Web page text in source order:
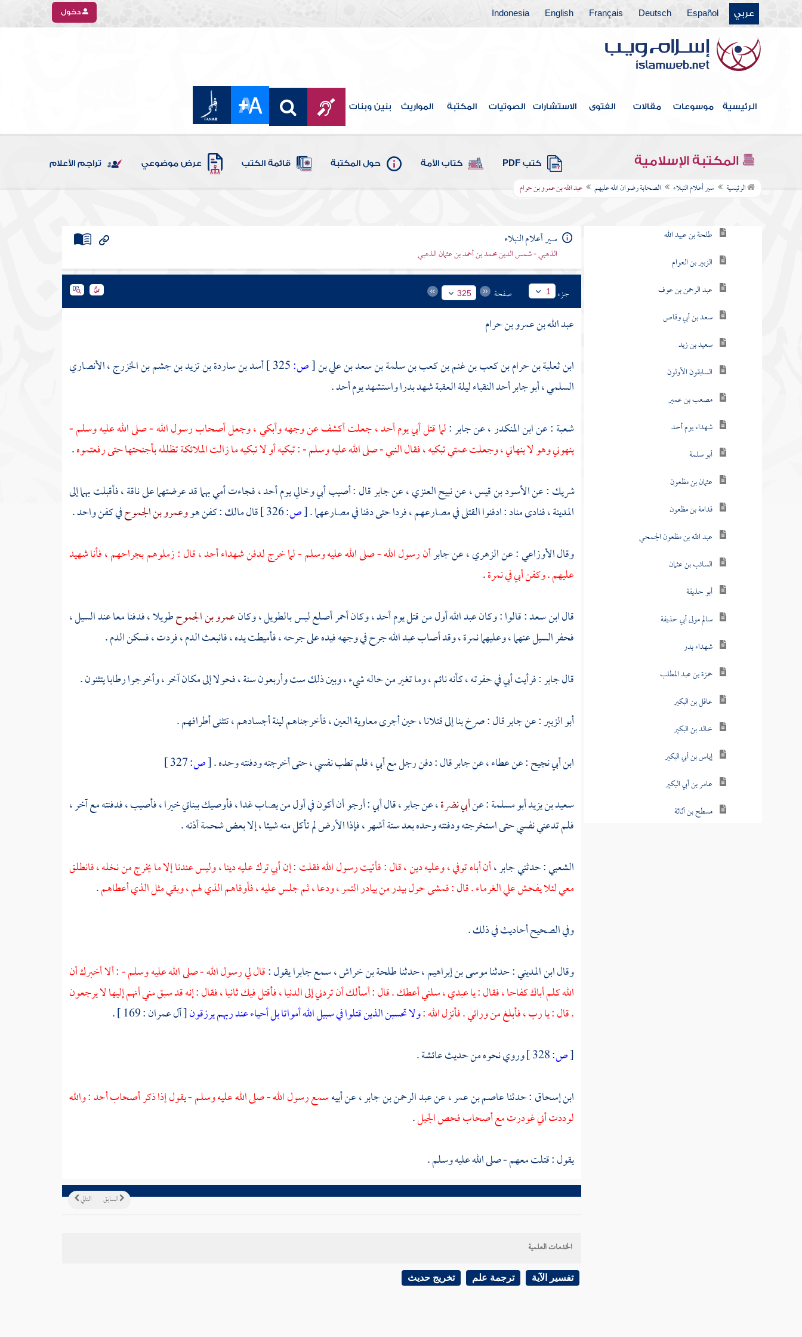
عربي Español
Deutsch
Français
English
Indonesia دخول
الرئيسية موسوعات مقالات الفتوى الاستشارات الصوتيات المكتبة المواريث بنين وبنات
المكتبة الإسلامية كتب PDF كتاب الأمة حول المكتبة قائمة الكتب عرض موضوعي تراجم الأعلام
الرئيسية سير أعلام النبلاء الصحابة رضوان الله عليهم عبد الله بن عمرو بن حرام
فهرس الكتاب
الصحابة رضوان الله عليهم
طلحة بن عبيد الله
الزبير بن العوام
عبد الرحمن بن عوف
سعد بن أبي وقاص
سعيد بن زيد
السابقون الأولون
مصعب بن عمير
شهداء يوم أحد
أبو سلمة
عثمان بن مظعون
قدامة بن مظعون
عبد الله بن مظعون الجمحي
السائب بن عثمان
أبو حذيفة
سالم مولى أبي حذيفة
شهداء بدر
حمزة بن عبد المطلب
عاقل بن البكير
خالد بن البكير
إياس بن أبي البكير
عامر بن أبي البكير
مسطح بن أثاثة
سير أعلام النبلاء
الذهبي - شمس الدين محمد بن أحمد بن عثمان الذهبي
جزء 1 صفحة 325
عبد الله بن عمرو بن حرام
ابن ثعلبة بن حرام بن كعب بن غنم بن كعب بن سلمة بن سعد بن علي بن[ص:
أسد بن ساردة بن تزيد بن جشم بن الخزرج ، الأنصاري
السلمي ، أبو جابر أحد النقباء ليلةالعقبةشهدبدراواستشهد يومأحد.
شعبة: عنابن المنكدر، عنجابر:لما قتل أبي يومأحد، جعلت أكشف عن وجهه وأبكي ، وجعل أصحاب رسول الله - صلى الله عليه وسلم -
ينهوني وهو لا ينهاني ، وجعلت عمتي تبكيه ، فقال النبي - صلى الله عليه وسلم - : تبكيه أو لا تبكيه ما زالت الملائكة تظلله بأجنحتها حتى رفعتموه.
شريك: عنالأسود بن قيس، عننبيح العنزي، عنجابرقال : أصيب أبي وخالي يومأحد، فجاءت أمي بهما قد عرضتهما على ناقة ، فأقبلت بهما إلى
المدينة، فنادى مناد : ادفنوا القتلى في مصارعهم ، فردا حتى دفنا في مصارعهما .[ص: قالمالك: كفن هووعمرو بن الجموحفي كفن واحد .
وقالالأوزاعي: عنالزهري، عنجابرأن رسول الله - صلى الله عليه وسلم - لما خرج لدفن شهداءأحد، قال : زملوهم بجراحهم ، فأنا شهيد
عليهم . وكفن أبي في نمرة.
قالابن سعد: قالوا : وكانعبد اللهأول من قتل يومأحد، وكان أحمر أصلع ليس بالطويل ، وكانعمرو بن الجموحطويلا ، فدفنا معا عند السيل ،
فحفر السيل عنهما ، وعليهما نمرة ، وقد أصابعبد اللهجرح في وجهه فيده على جرحه ، فأميطت يده ، فانبعث الدم ، فردت ، فسكن الدم .
قالجابر: فرأيت أبي في حفرته ، كأنه نائم ، وما تغير من حاله شيء ، وبين ذلك ست وأربعون سنة ، فحولا إلى مكان آخر ، وأخرجوا رطابا يتثنون .
أبو الزبير: عنجابرقال : صرخ بنا إلى قتلانا ، حين أجرىمعاويةالعين ، فأخرجناهم لينة أجسادهم ، تتثنى أطرافهم .
ابن أبي نجيح: عنعطاء، عنجابرقال : دفن رجل مع أبي ، فلم تطب نفسي ، حتى أخرجته ودفنته وحده .[ص:
سعيد بن يزيد أبو مسلمة: عنأبي نضرة، عنجابر، قال أبي : أرجو أن أكون في أول من يصاب غدا ، فأوصيك ببناتي خيرا ، فأصيب ، فدفنته مع آخر ،
فلم تدعني نفسي حتى استخرجته ودفنته وحده بعد ستة أشهر ، فإذا الأرض لم تأكل منه شيئا ، إلا بعض شحمة أذنه .
الشعبي: حدثنيجابر،أن أباه توفي ، وعليه دين ، قال : فأتيت رسول الله فقلت : إن أبي ترك عليه دينا ، وليس عندنا إلا ما يخرج من نخله ، فانطلق
معي لئلا يفحش علي الغرماء . قال : فمشى حول بيدر من بيادر التمر ، ودعا ، ثم جلس عليه ، فأوفاهم الذي لهم ، وبقي مثل الذي أعطاهم.
وفي الصحيح أحاديث في ذلك .
وقالابن المديني: حدثناموسى بن إبراهيم، حدثناطلحة بن خراش، سمعجابرايقول :قال لي رسول الله - صلى الله عليه وسلم - : ألا أخبرك أن
الله كلم أباك كفاحا ، فقال : يا عبدي ، سلني أعطك . قال : أسألك أن تردني إلى الدنيا ، فأقتل فيك ثانيا ، فقال : إنه قد سبق مني أنهم إليها لا يرجعون
. قال : يا رب ، فأبلغ من ورائي . فأنزل الله :ولا تحسبن الذين قتلوا في سبيل الله أمواتا بل أحياء عند ربهم يرزقون[ آل عمران : 169 ] .
[ص: وروي نحوه من حديثعائشة.
ابن إسحاق: حدثناعاصم بن عمر، عنعبد الرحمن بن جابر، عن أبيهسمع رسول الله - صلى الله عليه وسلم - يقول إذا ذكر أصحابأحد: والله
لوددت أني غودرت مع أصحاب فحص الجبل.
يقول : قتلت معهم - صلى الله عليه وسلم .
التالي السابق
الخدمات العلمية
تفسير الآية ترجمة علم تخريج حديث